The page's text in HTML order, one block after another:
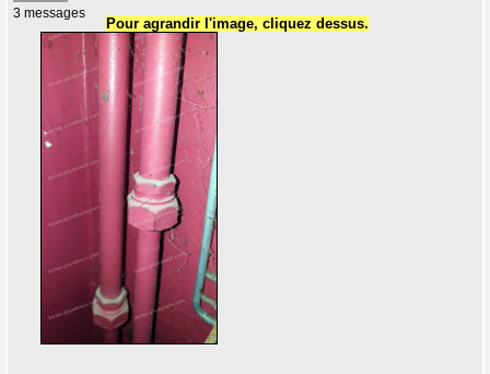
3 messages
Pour agrandir l'image, cliquez dessus.